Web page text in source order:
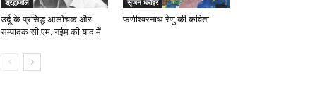
श्रद्धांजलि
उर्दू के प्रसिद्ध आलोचक और
सम्पादक सी.एम. नईम की याद में
सृजन धरोहर
फणीश्वरनाथ रेणु की कविता